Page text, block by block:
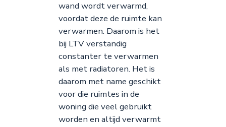
wand wordt verwarmd,
voordat deze de ruimte kan
verwarmen. Daarom is het
bij LTV verstandig
constanter te verwarmen
als met radiatoren. Het is
daarom met name geschikt
voor die ruimtes in de
woning die veel gebruikt
worden en altijd verwarmt